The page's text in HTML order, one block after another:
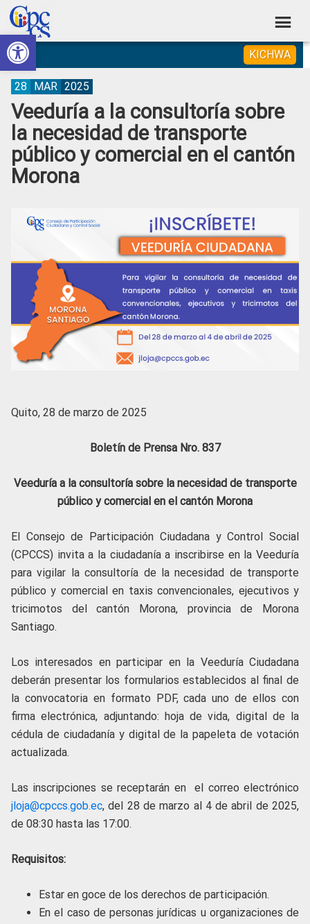
Abrir barra de herramientas
Skip
to
primary
navigation
Skip
to
main
content
Skip
to
primary
sidebar
Skip
to
footer
Consejo
de
Participación
Ciudadana
Control
Social
Construyendo
Poder
Ciudadano
KICHWA
Veeduría a la consultoría sobre
la necesidad de transporte
público y comercial en el cantón
Morona
28 MAR 2025
Quito, 28 de marzo de 2025
Boletín de Prensa Nro. 837
Veeduría a la consultoría sobre la necesidad de transporte
público y comercial en el cantón Morona
El Consejo de Participación Ciudadana y Control Social
(CPCCS) invita a la ciudadanía a inscribirse en la Veeduría
para vigilar la consultoría de la necesidad de transporte
público y comercial en taxis convencionales, ejecutivos y
tricimotos del cantón Morona, provincia de Morona
Santiago.
Los interesados en participar en la Veeduría Ciudadana
deberán presentar los formularios establecidos al final de
la convocatoria en formato PDF, cada uno de ellos con
firma electrónica, adjuntando: hoja de vida, digital de la
cédula de ciudadanía y digital de la papeleta de votación
actualizada.
Las inscripciones se receptarán en el correo electrónico
jloja@cpccs.gob.ec, del 28 de marzo al 4 de abril de 2025,
de 08:30 hasta las 17:00.
Requisitos:
Estar en goce de los derechos de participación.
En el caso de personas jurídicas u organizaciones de